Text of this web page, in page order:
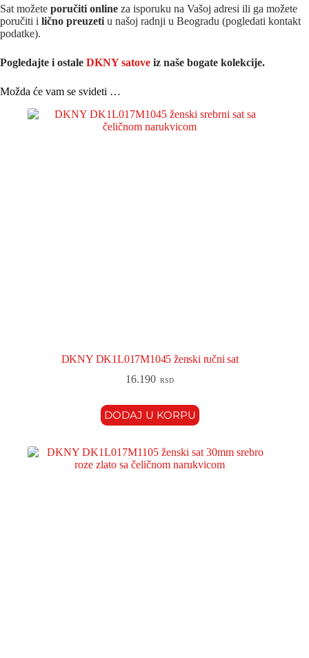
Sat možete poručiti online za isporuku na Vašoj adresi ili ga možete
poručiti i lično preuzeti u našoj radnji u Beogradu (pogledati kontakt
podatke).
Pogledajte i ostale DKNY satove iz naše bogate kolekcije.
Možda će vam se svideti …
DKNY DK1L017M1045 ženski ručni sat
16.190 RSD
DODAJ U KORPU